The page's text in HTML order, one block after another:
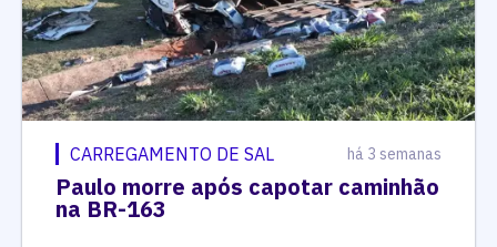
CARREGAMENTO DE SAL há 3 semanas
Paulo morre após capotar caminhão
na BR-163